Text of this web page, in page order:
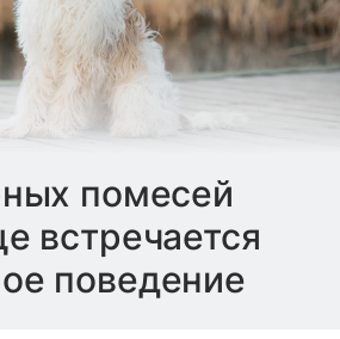
помесей
встречается
поведение